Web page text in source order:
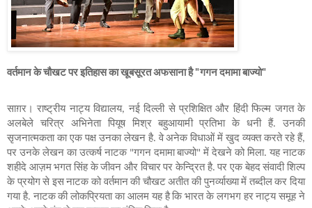
वर्तमान के चौखट पर इतिहास का खूबसूरत अफसाना है "गगन दमामा बाज्यो"
साग़र। राष्ट्रीय नाट्य विद्यालय, नई दिल्ली से प्रशिक्षित और हिंदी फिल्म जगत के
अलबेले चरित्र अभिनेता पियूष मिश्र बहुआयामी प्रतिभा के धनी हैं. उनकी
सृजनात्मकता का एक पक्ष उनका लेखन है. वे अनेक विधाओं में खुद व्यक्त करते रहे हैं,
पर उनके लेखन का उत्कर्ष नाटक "गगन दमामा बाज्यो" में देखने को मिला. यह नाटक
शहीदे आज़म भगत सिंह के जीवन और विचार पर केन्द्रित है. पर एक बेहद संवादी शिल्प
के प्रयोग से इस नाटक को वर्तमान की चौखट अतीत की पुनर्व्याख्या में तब्दील कर दिया
गया है. नाटक की लोकप्रियता का आलम यह है कि भारत के लगभग हर नाट्य समूह ने